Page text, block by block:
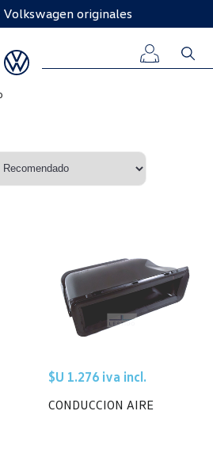
originales
$U 1.276 iva incl.
CONDUCCION AIRE